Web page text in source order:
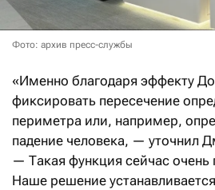
Фото: архив пресс-службы
«Именно благодаря эффекту
фиксировать пересечение
периметра или, например,
падение человека, — уточнил
— Такая функция сейчас очень
Наше решение